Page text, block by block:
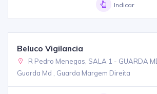
Indicar
Beluco Vigilancia
R Pedro Menegas, SALA 1 - GUARDA
Guarda Md , Guarda Margem Direita